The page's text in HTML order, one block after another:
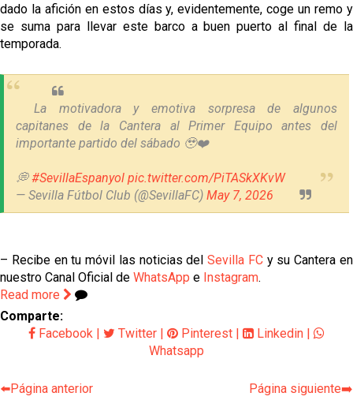
dado la afición en estos días y, evidentemente, coge un remo y
se suma para llevar este barco a buen puerto al final de la
temporada.
La motivadora y emotiva sorpresa de algunos
capitanes de la Cantera al Primer Equipo antes del
importante partido del sábado 🥹❤️
💭#SevillaEspanyol pic.twitter.com/PiTASkXKvW
— Sevilla Fútbol Club (@SevillaFC) May 7, 2026
– Recibe en tu móvil las noticias delSevilla FCy su Cantera en
nuestro Canal Oficial de WhatsApp e Instagram.
Read more
Comparte:
Facebook | Twitter | Pinterest | Linkedin |
Whatsapp
⬅️Página anterior Página siguiente➡️